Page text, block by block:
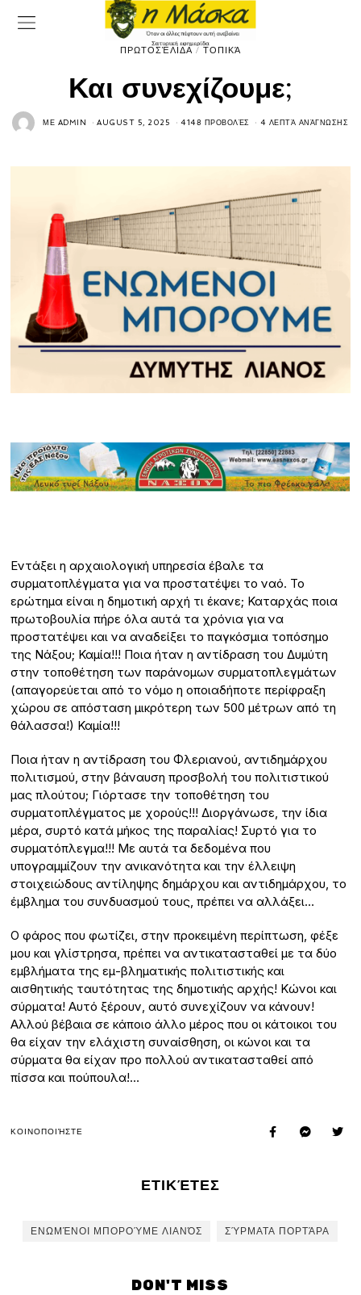
ΠΡΩΤΟΣΈΛΙΔΑ / ΤΟΠΙΚΆ
Και συνεχίζουμε;
ΜΕ ADMIN AUGUST 5, 2025 4148 ΠΡΟΒΟΛΈΣ 4 ΛΕΠΤΆ ΑΝΆΓΝΩΣΗΣ
Εντάξει η αρχαιολογική υπηρεσία έβαλε τα
συρματοπλέγματα για να προστατέψει το ναό. Το
ερώτημα είναι η δημοτική αρχή τι έκανε; Καταρχάς ποια
πρωτοβουλία πήρε όλα αυτά τα χρόνια για να
προστατέψει και να αναδείξει το παγκόσμια τοπόσημο
της Νάξου; Καμία!!! Ποια ήταν η αντίδραση του Δυμύτη
στην τοποθέτηση των παράνομων συρματοπλεγμάτων
(απαγορεύεται από το νόμο η οποιαδήποτε περίφραξη
χώρου σε απόσταση μικρότερη των 500 μέτρων από τη
θάλασσα!) Καμία!!!
Ποια ήταν η αντίδραση του Φλεριανού, αντιδημάρχου
πολιτισμού, στην βάναυση προσβολή του πολιτιστικού
μας πλούτου; Γιόρτασε την τοποθέτηση του
συρματοπλέγματος με χορούς!!! Διοργάνωσε, την ίδια
μέρα, συρτό κατά μήκος της παραλίας! Συρτό για το
συρματόπλεγμα!!! Με αυτά τα δεδομένα που
υπογραμμίζουν την ανικανότητα και την έλλειψη
στοιχειώδους αντίληψης δημάρχου και αντιδημάρχου, το
έμβλημα του συνδυασμού τους, πρέπει να αλλάξει…
Ο φάρος που φωτίζει, στην προκειμένη περίπτωση, φέξε
μου και γλίστρησα, πρέπει να αντικατασταθεί με τα δύο
εμβλήματα της εμ-βληματικής πολιτιστικής και
αισθητικής ταυτότητας της δημοτικής αρχής! Κώνοι και
σύρματα! Αυτό ξέρουν, αυτό συνεχίζουν να κάνουν!
Αλλού βέβαια σε κάποιο άλλο μέρος που οι κάτοικοι του
θα είχαν την ελάχιστη συναίσθηση, οι κώνοι και τα
σύρματα θα είχαν προ πολλού αντικατασταθεί από
πίσσα και πούπουλα!…
ΚΟΙΝΟΠΟΙΉΣΤΕ
ΕΤΙΚΈΤΕΣ
ΕΝΩΜΈΝΟΙ ΜΠΟΡΟΎΜΕ ΛΙΑΝΌΣ ΣΎΡΜΑΤΑ ΠΟΡΤΆΡΑ
DON'T MISS